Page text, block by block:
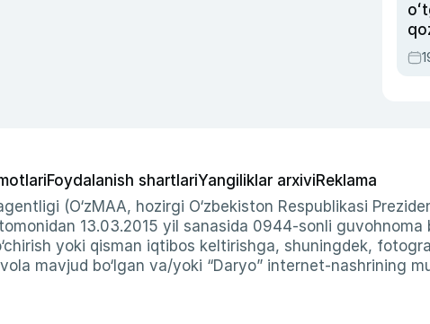
Foydalanish shartlariYangiliklar arxiviReklama
(O‘zMAA, hozirgi O‘zbekiston Respublikasi
13.03.2015 yil sanasida 0944-sonli
yoki qisman iqtibos keltirishga, shuningdek,
mavjud bo‘lgan va/yoki “Daryo” internet-nashrining